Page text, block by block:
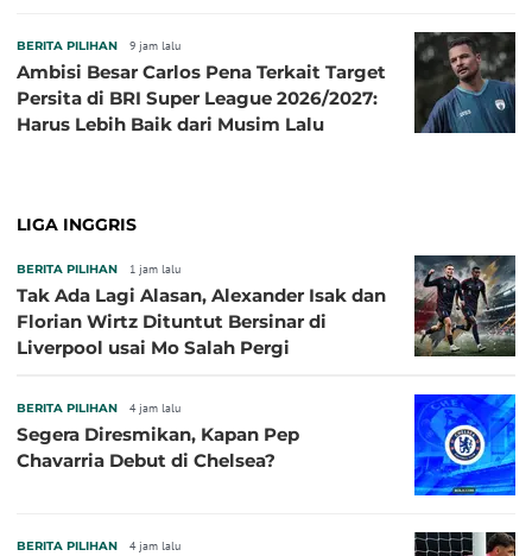
BERITA PILIHAN 9 jam lalu
Ambisi Besar Carlos Pena Terkait Target
Persita di BRI Super League 2026/2027:
Harus Lebih Baik dari Musim Lalu
LIGA INGGRIS
BERITA PILIHAN 1 jam lalu
Tak Ada Lagi Alasan, Alexander Isak dan
Florian Wirtz Dituntut Bersinar di
Liverpool usai Mo Salah Pergi
BERITA PILIHAN 4 jam lalu
Segera Diresmikan, Kapan Pep
Chavarria Debut di Chelsea?
BERITA PILIHAN 4 jam lalu